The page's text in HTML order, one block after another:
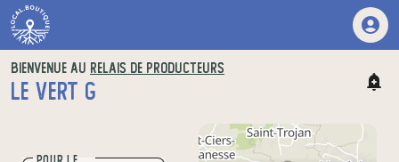
BIENVENUE AU RELAIS DE PRODUCTEURS
LE VERT G